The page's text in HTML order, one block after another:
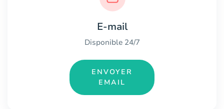
E-mail
Disponible 24/7
ENVOYER
EMAIL